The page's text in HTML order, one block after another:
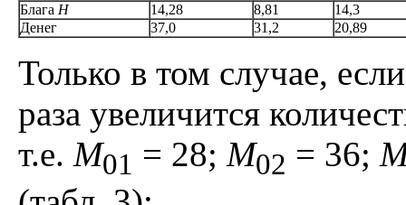
Блага H 14,28 8,81
14,3
Денег
37,0 31,2 20,89
Только в том случае,
раза увеличится
т.е. M01 = 28; M02 = 36;